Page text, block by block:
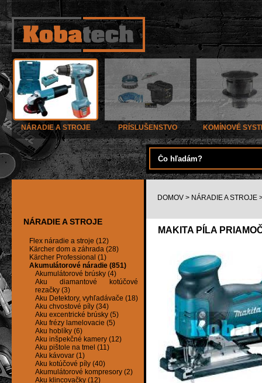
NÁRADIE A STROJE PRÍSLUŠENSTVO KOMÍNOVÉ
NÁRADIE A STROJE
Flex náradie a stroje (12)
Kärcher dom a záhrada (28)
Kärcher Professional (1)
Akumulátorové náradie (851)
Akumulátorové brúsky (4)
Aku diamantové kotúčové
rezačky (3)
Aku Detektory, vyhľadávače (18)
Aku chvostové píly (34)
Aku excentrické brúsky (5)
Aku frézy lamelovacie (5)
Aku hoblíky (6)
Aku inšpekčné kamery (12)
Aku pištole na tmel (11)
Aku kávovar (1)
Aku kotúčové píly (40)
Akumulátorové kompresory (2)
Aku klincovačky (12)
DOMOV > NÁRADIE A STROJE
MAKITA PÍLA